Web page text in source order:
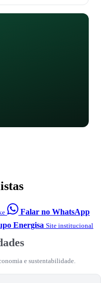
Falar no WhatsApp
Energisa Site institucional
e sustentabilidade.